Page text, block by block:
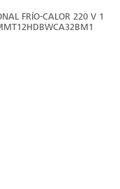
FRÍO-CALOR 220 V 1